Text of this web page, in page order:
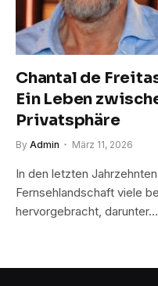
Chantal de
Ein Leben
Privatsphäre
By Admin März 11, 2026
In den letzten
Fernsehlandschaft viele
hervorgebracht, darunter…